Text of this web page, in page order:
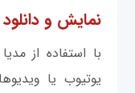
نمایش و
یوتیوب یا